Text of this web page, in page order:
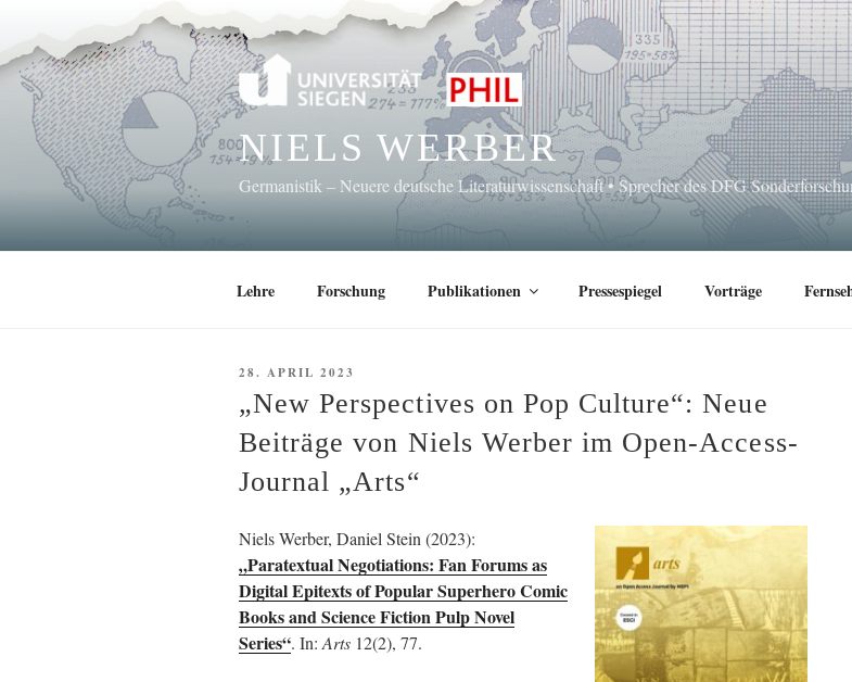
springen
NIELS WERBER
Germanistik – Neuere deutsche Literaturwissenschaft • Sprecher des DFG
Lehre Forschung Publikationen Pressespiegel Vorträge
VERÖFFENTLICHT
28. APRIL 2023
„New Perspectives on Pop Culture“: Neue
Beiträge von Niels Werber im Open-Access-
Journal „Arts“
Niels Werber, Daniel Stein (2023):
„Paratextual Negotiations: Fan Forums as
Digital Epitexts of Popular Superhero Comic
Books and Science Fiction Pulp Novel
Series“. In:Arts 12(2), 77.